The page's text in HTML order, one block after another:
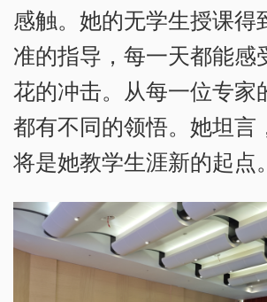
感触。她的无学生授课得
准的指导，每一天都能感
花的冲击。从每一位专家
都有不同的领悟。她坦言
将是她教学生涯新的起点。